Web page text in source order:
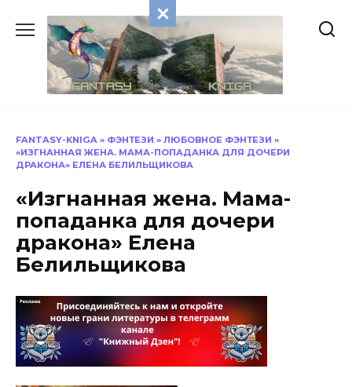
содержанию
FANTASY-KNIGA » ФЭНТЕЗИ » ЛЮБОВНОЕ ФЭНТЕЗИ »
«ИЗГНАННАЯ ЖЕНА. МАМА-ПОПАДАНКА ДЛЯ ДОЧЕРИ
ДРАКОНА» ЕЛЕНА БЕЛИЛЬЩИКОВА
«Изгнанная жена. Мама-
попаданка для дочери
дракона» Елена
Белильщикова